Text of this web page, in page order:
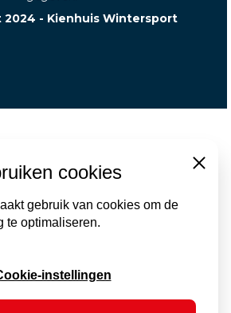
2024 - Kienhuis Wintersport
cookies
gebruik van cookies om de
te optimaliseren.
Close
instellingen